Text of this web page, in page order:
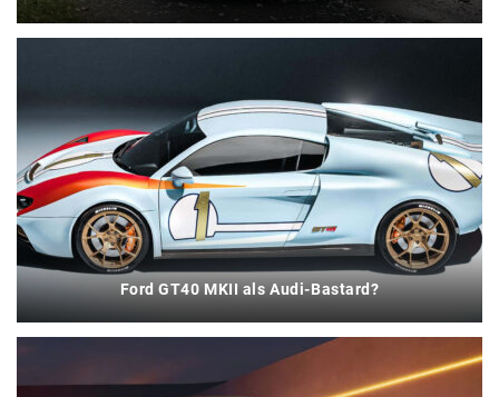
Ford GT40 MKII als Audi-Bastard?